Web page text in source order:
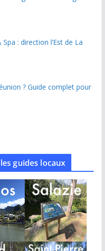
: direction l’Est de La
? Guide complet pour
guides locaux